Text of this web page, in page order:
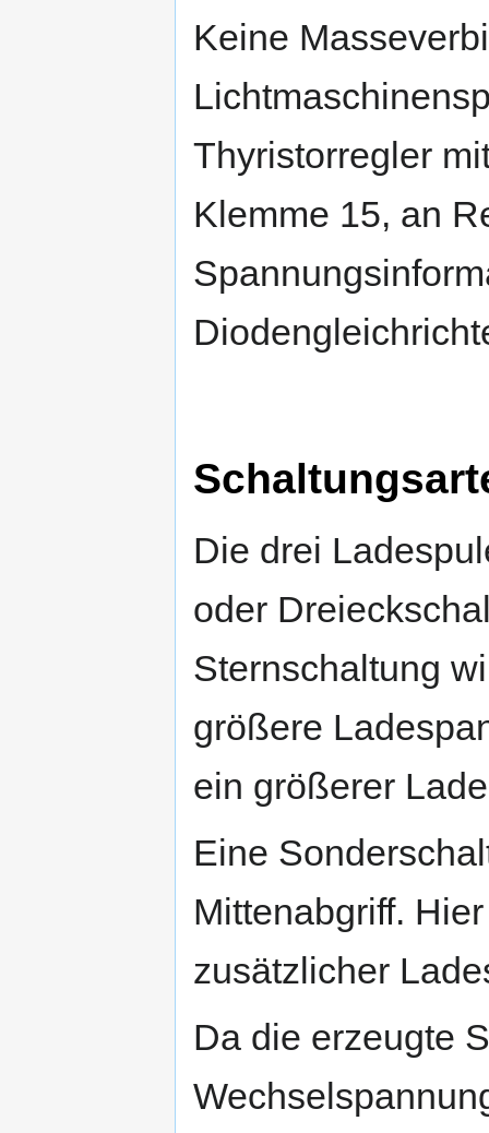
Keine
Thyristorregler
Klemme 15, an
Die drei
oder
Sternschaltung
größere
ein größerer
Eine
Mittenabgriff.
zusätzlicher
Da die erzeugte